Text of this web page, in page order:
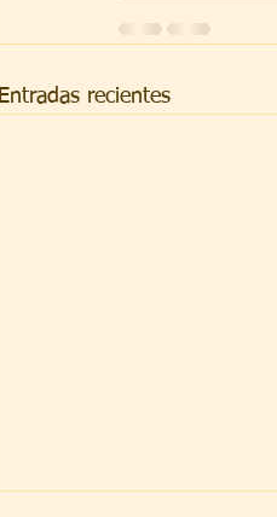
Entradas recientes